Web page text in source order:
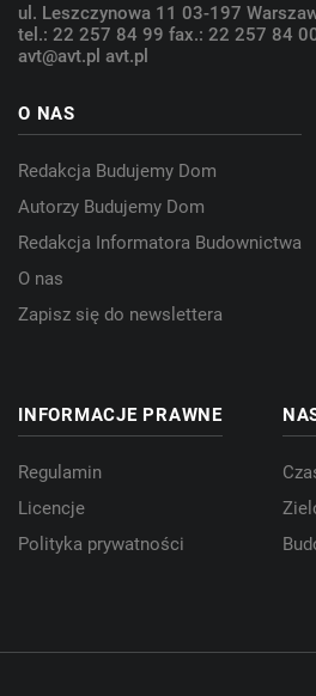
ul. Leszczynowa 11 03-197
tel.: 22 257 84 99 fax.: 22 257 84
avt@avt.pl avt.pl
O NAS
Redakcja Budujemy Dom
Autorzy Budujemy Dom
Redakcja Informatora Budownictwa
O nas
Zapisz się do newslettera
INFORMACJE PRAWNE
Regulamin
Licencje
Polityka prywatności